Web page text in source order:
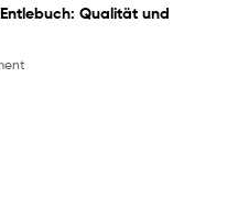
Qualität und